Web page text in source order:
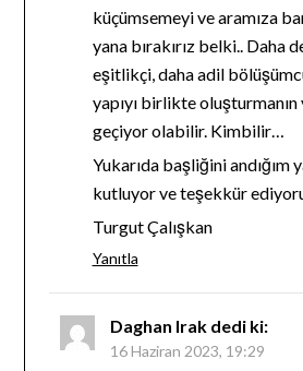
küçümsemeyi ve aramıza
yana bırakırız belki.. Daha
eşitlikçi, daha adil
yapıyı birlikte
geçiyor olabilir. Kimbilir…
Yukarıda başliğini andığım
kutluyor ve teşekkür
Turgut Çalışkan
Yanıtla
Daghan Irak dedi ki:
16 Haziran 2023, 19:29